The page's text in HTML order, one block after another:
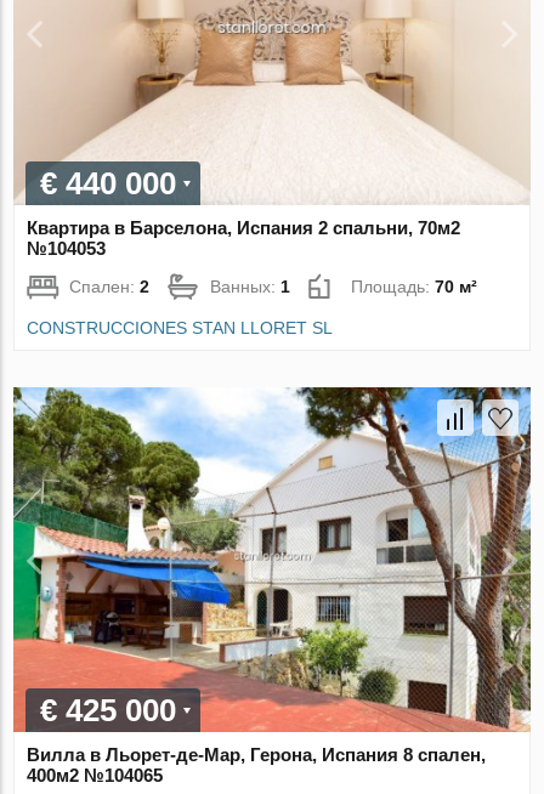
€ 440 000
Квартира в Барселона, Испания 2 спальни, 70м2
№104053
Спален:2 Ванных: 1 Площадь:70 м²
CONSTRUCCIONES STAN LLORET SL
€ 425 000
Вилла в Льорет-де-Мар, Герона, Испания 8 спален,
400м2 №104065